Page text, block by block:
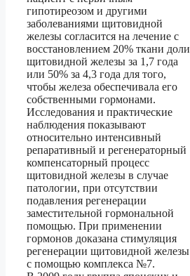
гипотиреозом и другими
заболеваниями щитовидной
железы согласится на лечение с
восстановлением 20% ткани доли
щитовидной железы за 1,7 года
или 50% за 4,3 года для того,
чтобы железа обеспечивала его
собственными гормонами.
Исследования и практические
наблюдения показывают
относительно интенсивный
репаративный и регенераторный
компенсаторный процесс
щитовидной железы в случае
патологии, при отсутствии
подавления регенерации
заместительной гормональной
помощью. При применении
гормонов доказана стимуляция
регенерации щитовидной железы
с помощью комплекса №7.